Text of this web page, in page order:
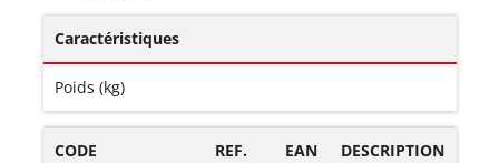
Caractéristiques
Poids (kg)
CODE
REF. EAN DESCRIPTION